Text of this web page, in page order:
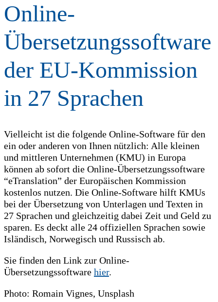
Online-
Übersetzungssoftware
der EU-Kommission
in 27 Sprachen
Vielleicht ist die folgende Online-Software für den
ein oder anderen von Ihnen nützlich: Alle kleinen
und mittleren Unternehmen (KMU) in Europa
können ab sofort die Online-Übersetzungssoftware
“eTranslation” der Europäischen Kommission
kostenlos nutzen. Die Online-Software hilft KMUs
bei der Übersetzung von Unterlagen und Texten in
27 Sprachen und gleichzeitig dabei Zeit und Geld zu
sparen. Es deckt alle 24 offiziellen Sprachen sowie
Isländisch, Norwegisch und Russisch ab.
Sie finden den Link zur Online-
Übersetzungssoftware hier.
Photo: Romain Vignes, Unsplash